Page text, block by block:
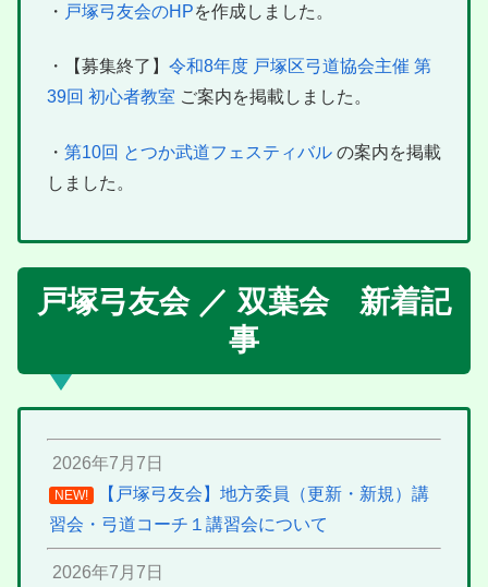
・ 戸塚弓友会のHPを作成しました。
・【募集終了】 令和8年度 戸塚区弓道協会主催 第
39回 初心者教室 ご案内を掲載しました。
・ 第10回 とつか武道フェスティバル の案内を掲載
しました。
戸塚弓友会 ／ 双葉会 新着記
事
2026年7月7日
NEW!
【戸塚弓友会】地方委員（更新・新規）講
習会・弓道コーチ１講習会について
2026年7月7日